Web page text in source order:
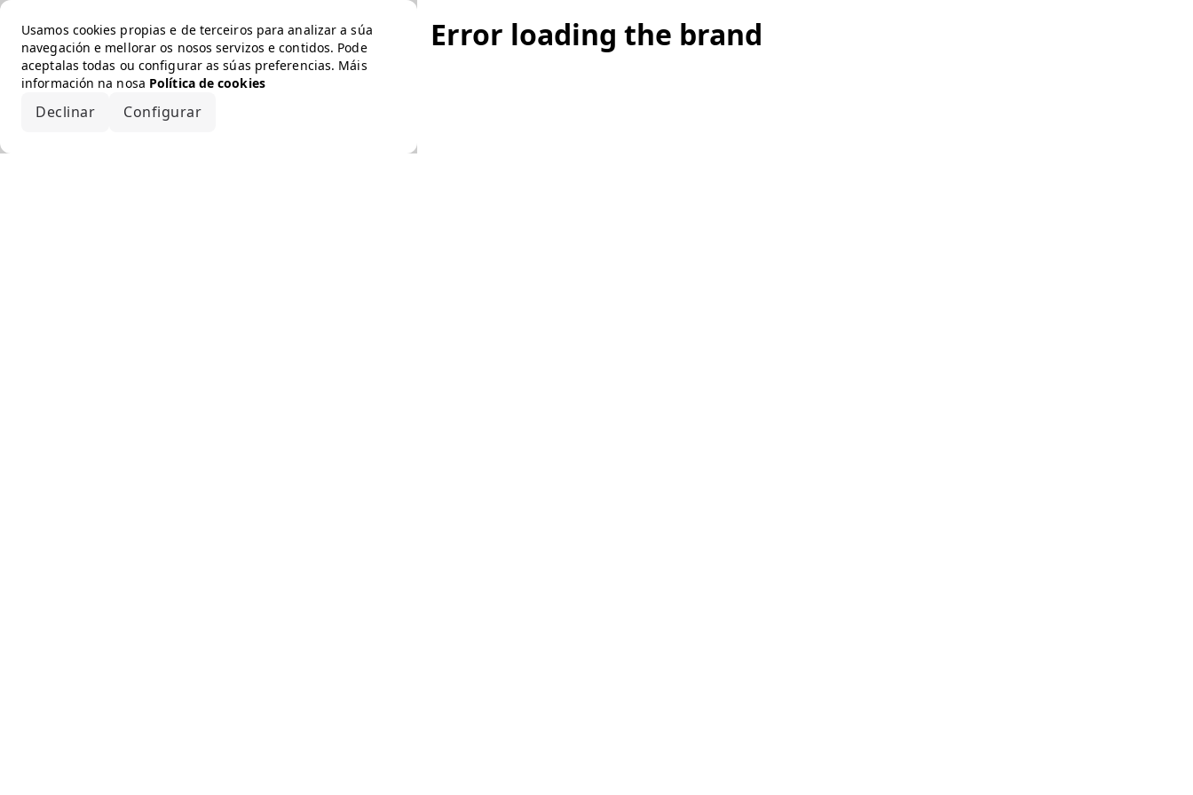
Usamos cookies propias e de terceiros para analizar a súa
navegación e mellorar os nosos servizos e contidos. Pode
aceptalas todas ou configurar as súas preferencias. Máis
información na nosa Política de cookies
Declinar Configurar
Error loading the brand